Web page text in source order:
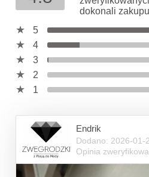
dokonali
5
4
3
2
1
Endrik
Dodano: 2026-01-
Opinia